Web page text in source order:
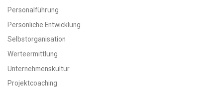
Personalführung
Persönliche Entwicklung
Selbstorganisation
Werteermittlung
Unternehmenskultur
Projektcoaching